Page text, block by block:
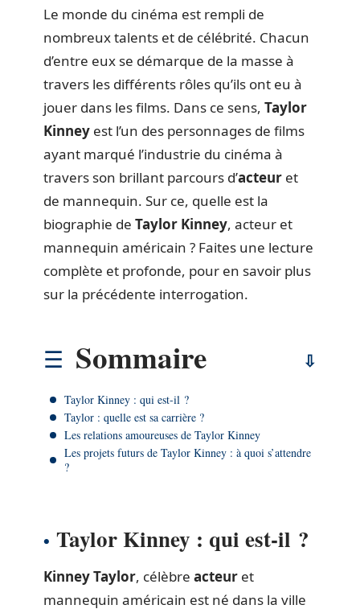
Le monde du cinéma est rempli de
nombreux talents et de célébrité. Chacun
d’entre eux se démarque de la masse à
travers les différents rôles qu’ils ont eu à
jouer dans les films. Dans ce sens, Taylor
Kinney est l’un des personnages de films
ayant marqué l’industrie du cinéma à
travers son brillant parcours d’acteur et
de mannequin. Sur ce, quelle est la
biographie de Taylor Kinney, acteur et
mannequin américain ? Faites une lecture
complète et profonde, pour en savoir plus
sur la précédente interrogation.
Sommaire
Taylor Kinney : qui est-il ?
Taylor : quelle est sa carrière ?
Les relations amoureuses de Taylor Kinney
Les projets futurs de Taylor Kinney : à quoi s’attendre
?
Taylor Kinney : qui est-il ?
Kinney Taylor, célèbre acteur et
mannequin américain est né dans la ville